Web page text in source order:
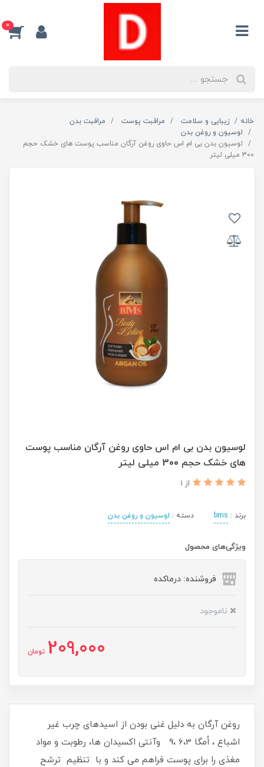
0
خانه زیبایی و سلامت مراقبت پوست
مراقبت بدن
لوسیون و روغن بدن
لوسیون بدن بی ام اس حاوی روغن آرگان مناسب پوست های خشک حجم
300 میلی لیتر
لوسیون بدن بی ام اس حاوی روغن آرگان مناسب پوست
های خشک حجم 300 میلی لیتر
از 1
برند : bms دسته : لوسیون و روغن بدن
ویژگی‌های محصول
فروشنده: درماکده
ناموجود
209,000 تومان
روغن آرگان به دلیل غنی بودن از اسیدهای چرب غیر
اشباع ، اُمگا 6،3 ،9 وآنتی اکسیدان ها، رطوبت و مواد
مغذی را برای پوست فراهم می کند و با تنظیم ترشح